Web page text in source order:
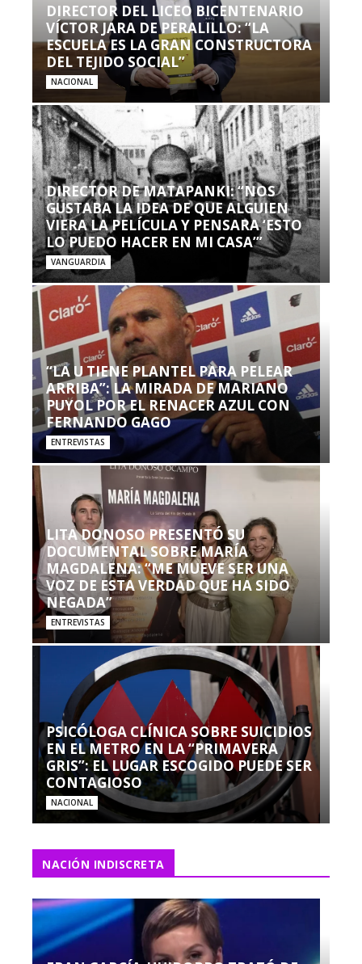
DIRECTOR DEL LICEO BICENTENARIO
VÍCTOR JARA DE PERALILLO: “LA
ESCUELA ES LA GRAN CONSTRUCTORA
DEL TEJIDO SOCIAL”
NACIONAL
DIRECTOR DE MATAPANKI: “NOS
GUSTABA LA IDEA DE QUE ALGUIEN
VIERA LA PELÍCULA Y PENSARA ‘ESTO
LO PUEDO HACER EN MI CASA’”
VANGUARDIA
“LA U TIENE PLANTEL PARA PELEAR
ARRIBA”: LA MIRADA DE MARIANO
PUYOL POR EL RENACER AZUL CON
FERNANDO GAGO
ENTREVISTAS
LITA DONOSO PRESENTÓ SU
DOCUMENTAL SOBRE MARÍA
MAGDALENA: “ME MUEVE SER UNA
VOZ DE ESTA VERDAD QUE HA SIDO
NEGADA”
ENTREVISTAS
PSICÓLOGA CLÍNICA SOBRE SUICIDIOS
EN EL METRO EN LA “PRIMAVERA
GRIS”: EL LUGAR ESCOGIDO PUEDE SER
CONTAGIOSO
NACIONAL
NACIÓN INDISCRETA